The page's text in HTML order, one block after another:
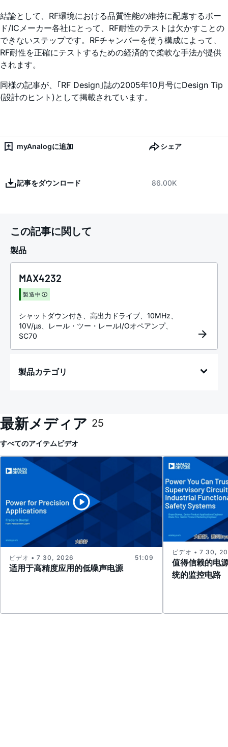
結論として、RF環境における品質性能の維持に配慮するボー
ド/ICメーカー各社にとって、RF耐性のテストは欠かすことの
できないステップです。RFチャンバーを使う構成によって、
RF耐性を正確にテストするための経済的で柔軟な手法が提供
されます。
同様の記事が、｢RF Design｣誌の2005年10月号にDesign Tip
(設計のヒント)として掲載されています。
myAnalogに追加 シェア
記事をダウンロード 86.00K
この記事に関して
製品
MAX4232
製造中
シャットダウン付き、高出力ドライブ、10MHz、
10V/µs、レール・ツー・レールI/Oオペアンプ、
SC70
製品カテゴリ
最新メディア 25
すべてのアイテムビデオ
适用于高精度应用的低噪声电源
ビデオ • 7 30, 2026 51:09
值得信赖的电
统的监控电路
ビデオ • 7 30,